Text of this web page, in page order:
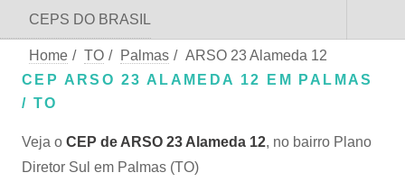
CEPS DO BRASIL
Home / TO / Palmas / ARSO 23 Alameda 12
CEP ARSO 23 ALAMEDA 12 EM PALMAS
/ TO
Veja o CEP de ARSO 23 Alameda 12, no bairro Plano
Diretor Sul em Palmas (TO)